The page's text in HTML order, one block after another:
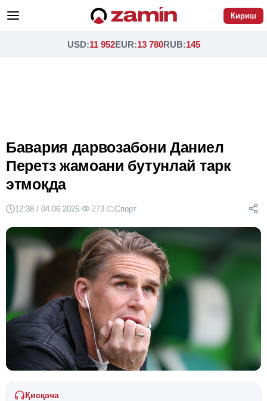
Кириш
USD:11 952EUR:13 780RUB:145
Бавария дарвозабони Даниел
Перетз жамоани бутунлай тарк
этмоқда
12:38 / 04.06.2026· 273· Спорт
Қисқача